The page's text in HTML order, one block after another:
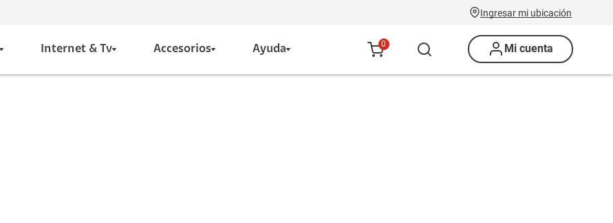
Ingresar mi ubicación
Internet & Tv Accesorios Ayuda 0 Mi cuenta